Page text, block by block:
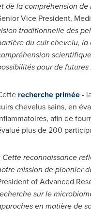
de la compréhension
Vice President,
traditionnelle des
du cuir chevelu,
pour de futures
recherche primée-
chevelus sains, en
afin de
plus de 200
Cette reconnaissance
mission de pionnier
of Advanced
sur le
en matière de